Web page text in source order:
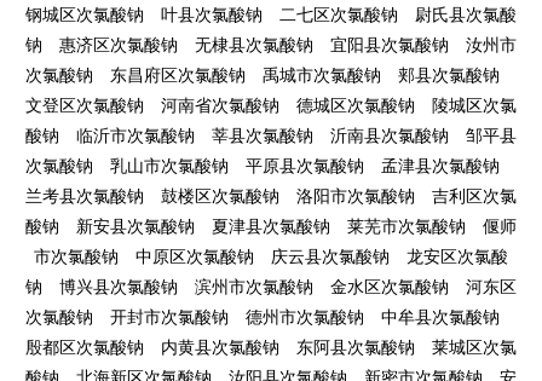
钢城区次氯酸钠 叶县次氯酸钠 二七区次氯酸钠
尉氏县次氯酸
钠
惠济区次氯酸钠 无棣县次氯酸钠 宜阳县次氯酸钠
汝州市
次氯酸钠
东昌府区次氯酸钠 禹城市次氯酸钠
郏县次氯酸钠
文登区次氯酸钠
河南省次氯酸钠 德城区次氯酸钠
陵城区次氯
酸钠
临沂市次氯酸钠 莘县次氯酸钠 沂南县次氯酸钠
邹平县
次氯酸钠
乳山市次氯酸钠 平原县次氯酸钠
孟津县次氯酸钠
兰考县次氯酸钠
鼓楼区次氯酸钠 洛阳市次氯酸钠
吉利区次氯
酸钠
新安县次氯酸钠 夏津县次氯酸钠 莱芜市次氯酸钠
偃师
市次氯酸钠
中原区次氯酸钠 庆云县次氯酸钠
龙安区次氯酸
钠
博兴县次氯酸钠 滨州市次氯酸钠 金水区次氯酸钠
河东区
次氯酸钠
开封市次氯酸钠 德州市次氯酸钠
中牟县次氯酸钠
殷都区次氯酸钠
内黄县次氯酸钠 东阿县次氯酸钠
莱城区次氯
酸钠
北海新区次氯酸钠 汝阳县次氯酸钠 新密市次氯酸钠 安